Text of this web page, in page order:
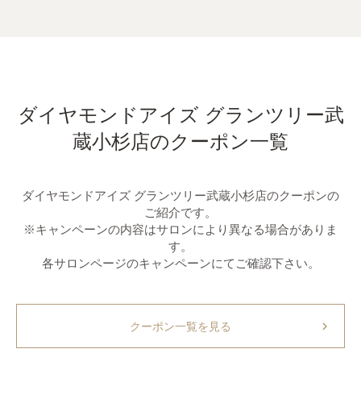
ダイヤモンドアイズ グランツリー武
蔵小杉店のクーポン一覧
ダイヤモンドアイズ グランツリー武蔵小杉店のクーポンの
ご紹介です。
※キャンペーンの内容はサロンにより異なる場合がありま
す。
各サロンページのキャンペーンにてご確認下さい。
クーポン一覧を見る chevron_right